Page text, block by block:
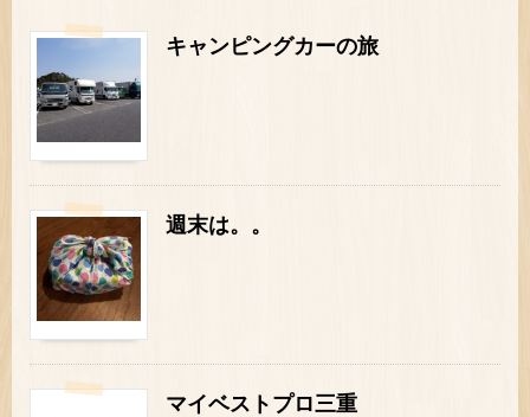
キャンピングカーの旅
週末は。。
マイベストプロ三重